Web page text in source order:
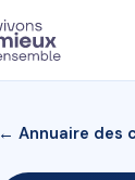
← Annuaire des